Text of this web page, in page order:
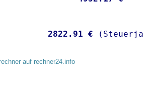
2822.91 €
auf rechner24.info